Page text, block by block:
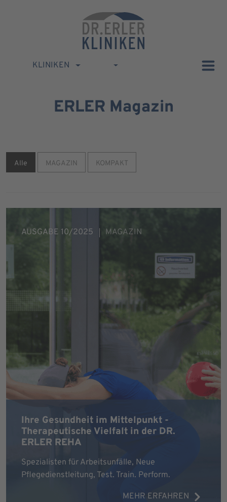
KLINIKEN
ERLER Magazin
Alle MAGAZIN KOMPAKT
Ihre Gesundheit im Mittelpunkt -
Therapeutische Vielfalt in der DR.
ERLER REHA
Spezialisten für Arbeitsunfälle, Neue
Pflegedienstleitung, Test. Train. Perform.
MEHR ERFAHREN
AUSGABE 10/2025 MAGAZIN